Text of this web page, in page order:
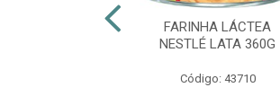
FARINHA LÁCTEA
NESTLÉ LATA 360G
Código: 43710